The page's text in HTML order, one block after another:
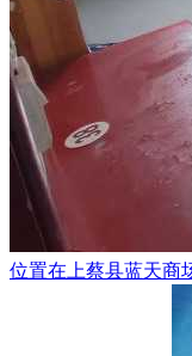
位置在上蔡县蓝天商